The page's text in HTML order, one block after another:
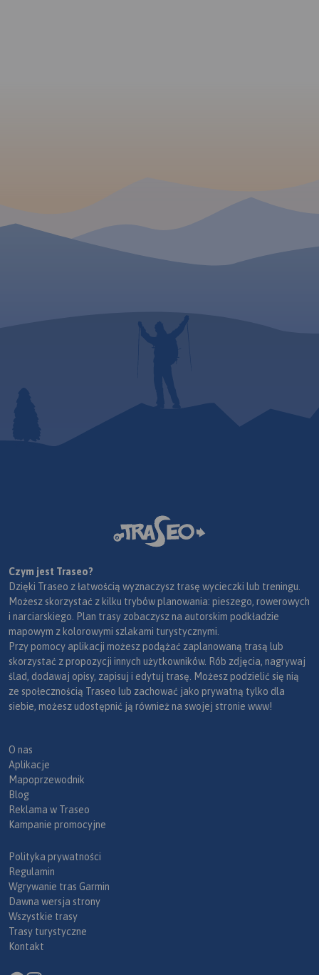
Czym jest Traseo?
Dzięki Traseo z łatwością wyznaczysz trasę wycieczki lub treningu.
Możesz skorzystać z kilku trybów planowania: pieszego, rowerowych
i narciarskiego. Plan trasy zobaczysz na autorskim podkładzie
mapowym z kolorowymi szlakami turystycznymi.
Przy pomocy aplikacji możesz podążać zaplanowaną trasą lub
skorzystać z propozycji innych użytkowników. Rób zdjęcia, nagrywaj
ślad, dodawaj opisy, zapisuj i edytuj trasę. Możesz podzielić się nią
ze społecznością Traseo lub zachować jako prywatną tylko dla
siebie, możesz udostępnić ją również na swojej stronie www!
O nas
Aplikacje
Mapoprzewodnik
Blog
Reklama w Traseo
Kampanie promocyjne
Polityka prywatności
Regulamin
Wgrywanie tras Garmin
Dawna wersja strony
Wszystkie trasy
Trasy turystyczne
Kontakt